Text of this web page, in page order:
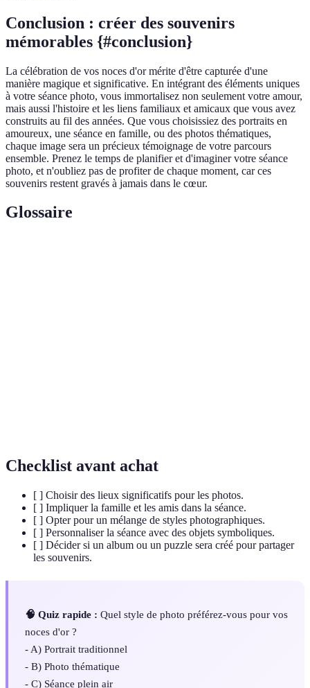
Conclusion : créer des souvenirs
mémorables {#conclusion}
La célébration de vos noces d'or mérite d'être capturée d'une
manière magique et significative. En intégrant des éléments uniques
à votre séance photo, vous immortalisez non seulement votre amour,
mais aussi l'histoire et les liens familiaux et amicaux que vous avez
construits au fil des années. Que vous choisissiez des portraits en
amoureux, une séance en famille, ou des photos thématiques,
chaque image sera un précieux témoignage de votre parcours
ensemble. Prenez le temps de planifier et d'imaginer votre séance
photo, et n'oubliez pas de profiter de chaque moment, car ces
souvenirs restent gravés à jamais dans le cœur.
Glossaire
Checklist avant achat
[ ] Choisir des lieux significatifs pour les photos.
[ ] Impliquer la famille et les amis dans la séance.
[ ] Opter pour un mélange de styles photographiques.
[ ] Personnaliser la séance avec des objets symboliques.
[ ] Décider si un album ou un puzzle sera créé pour partager
les souvenirs.
🧠 Quiz rapide : Quel style de photo préférez-vous pour vos
noces d'or ?
- A) Portrait traditionnel
- B) Photo thématique
- C) Séance plein air